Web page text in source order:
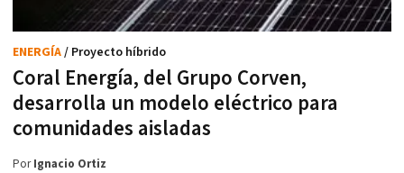
Coral Energía, del Grupo Corven,
desarrolla un modelo eléctrico para
comunidades aisladas
ENERGÍA/ Proyecto híbrido
PorIgnacio Ortiz